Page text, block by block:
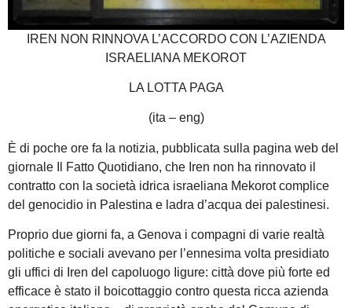
IREN NON RINNOVA L’ACCORDO CON L’AZIENDA
ISRAELIANA MEKOROT
LA LOTTA PAGA
(ita – eng)
È di poche ore fa la notizia, pubblicata sulla pagina web del
giornale Il Fatto Quotidiano, che Iren non ha rinnovato il
contratto con la società idrica israeliana Mekorot complice
del genocidio in Palestina e ladra d’acqua dei palestinesi.
Proprio due giorni fa, a Genova i compagni di varie realtà
politiche e sociali avevano per l’ennesima volta presidiato
gli uffici di Iren del capoluogo Iigure: città dove più forte ed
efficace è stato il boicottaggio contro questa ricca azienda